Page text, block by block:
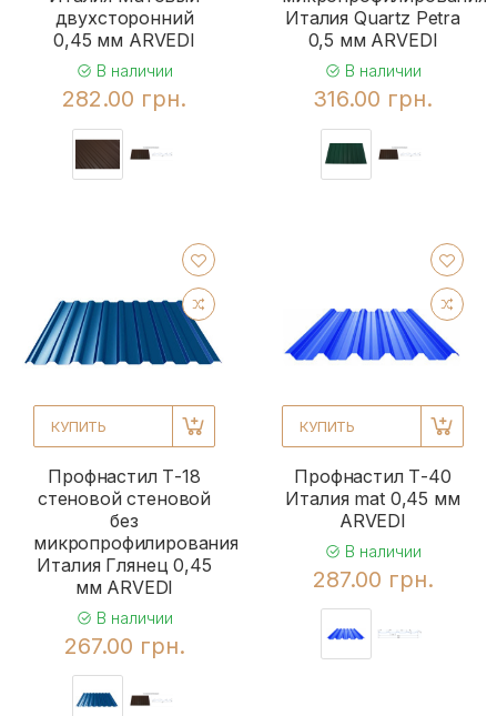
двухсторонний
0,45 мм ARVEDI
В наличии
282.00 грн.
Италия Quartz Petra
0,5 мм ARVEDI
В наличии
316.00 грн.
КУПИТЬ
Профнастил Т-18
стеновой стеновой
без
микропрофилирования
Италия Глянец 0,45
мм ARVEDI
В наличии
267.00 грн.
КУПИТЬ
Профнастил Т-40
Италия mat 0,45 мм
ARVEDI
В наличии
287.00 грн.